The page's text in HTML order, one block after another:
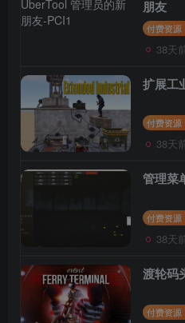
朋友
付费资源
38天
扩展工
付费资源
38天
付费资源
38天
渡轮码
付费资源